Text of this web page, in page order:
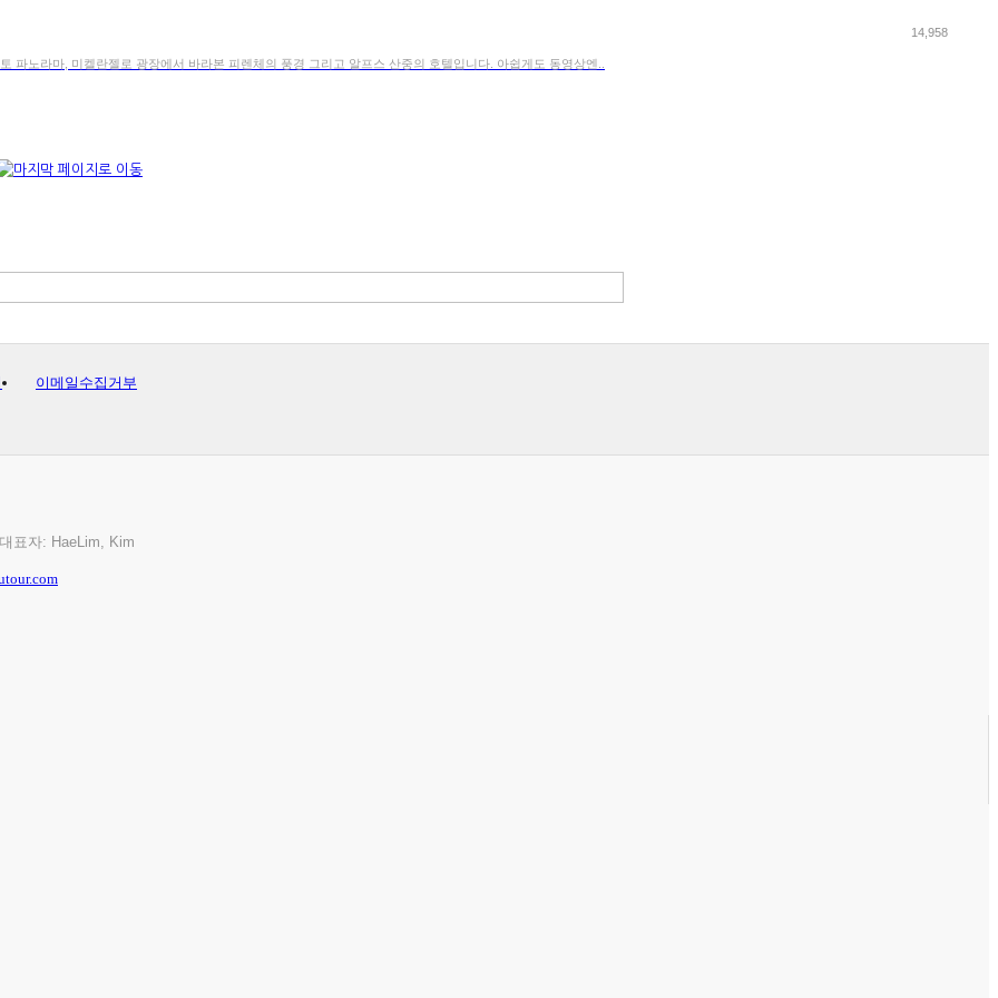
파노라마, 미켈란젤로 광장에서 바라본 피렌체의 풍경 그리고 알프스 산중의 호텔입니다. 아쉽게도 동영상엔..
14,958
이메일수집거부
표자: HaeLim, Kim